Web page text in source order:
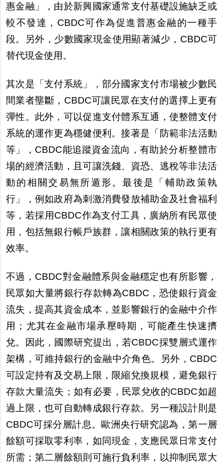
惠金融」，由於新興國家通常支付基礎設施缺乏或
較不發達，CBDC可作為促進普惠金融的一種手
段。
另外，少數國家現金使用顯著減少，CBDC可
替代現金使用。
其次是「支付系統」，部分國家支付市場被少數民
間業者壟斷，CBDC可讓民眾在支付的選擇上更有
彈性。此外，可以促進支付體系互通，使整體支付
系統的運作更為穩健便利。接著是「防範非法活動
等」，CBDC能追蹤資金流向，有助於分析整體市
場的經濟活動，且可讓洗錢、資恐、逃稅等非法活
動的相關交易無所遁形。最後是「輔助政策執
行」，例如政府為刺激消費發放補助金及社會福利
等，若採用CBDC作為支付工具，廣納所有民眾使
用，包括無銀行帳戶族群，讓相關政策的執行更有
效率。
不過，CBDC對金融體系與金融穩定也有所影響，
民眾如大量將銀行存款轉為CBDC，恐使銀行資金
流失，提高其資金成本，並影響銀行的金融中介作
用；尤其在金融市場承壓時期，可能產生快速擠
兌。因此，國際研究提出，若CBDC採雙層式運作
架構，可維持銀行的金融中介角色。
另外，CBDC
可設定持有及交易上限，限縮兌換規模，避免銀行
存款大量流失；如有必要，民眾兌收的CBDC如超
過上限，也可自動轉成銀行存款。 另一種設計則是
CBDC可採分層計息。歐洲央行研究認為，第一層
餘額可採取零利率，如同現金，支應民眾 日常支付
所需；第二層餘額則可施行負利率，以抑制民眾大